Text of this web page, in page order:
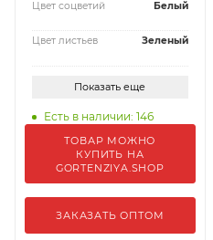
Цвет соцветий Белый
Цвет листьев Зеленый
Показать еще
Есть в наличии: 146
ТОВАР МОЖНО
КУПИТЬ НА
GORTENZIYA.SHOP
ЗАКАЗАТЬ ОПТОМ